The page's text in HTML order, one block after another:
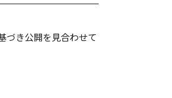
づき公開を見合わせて